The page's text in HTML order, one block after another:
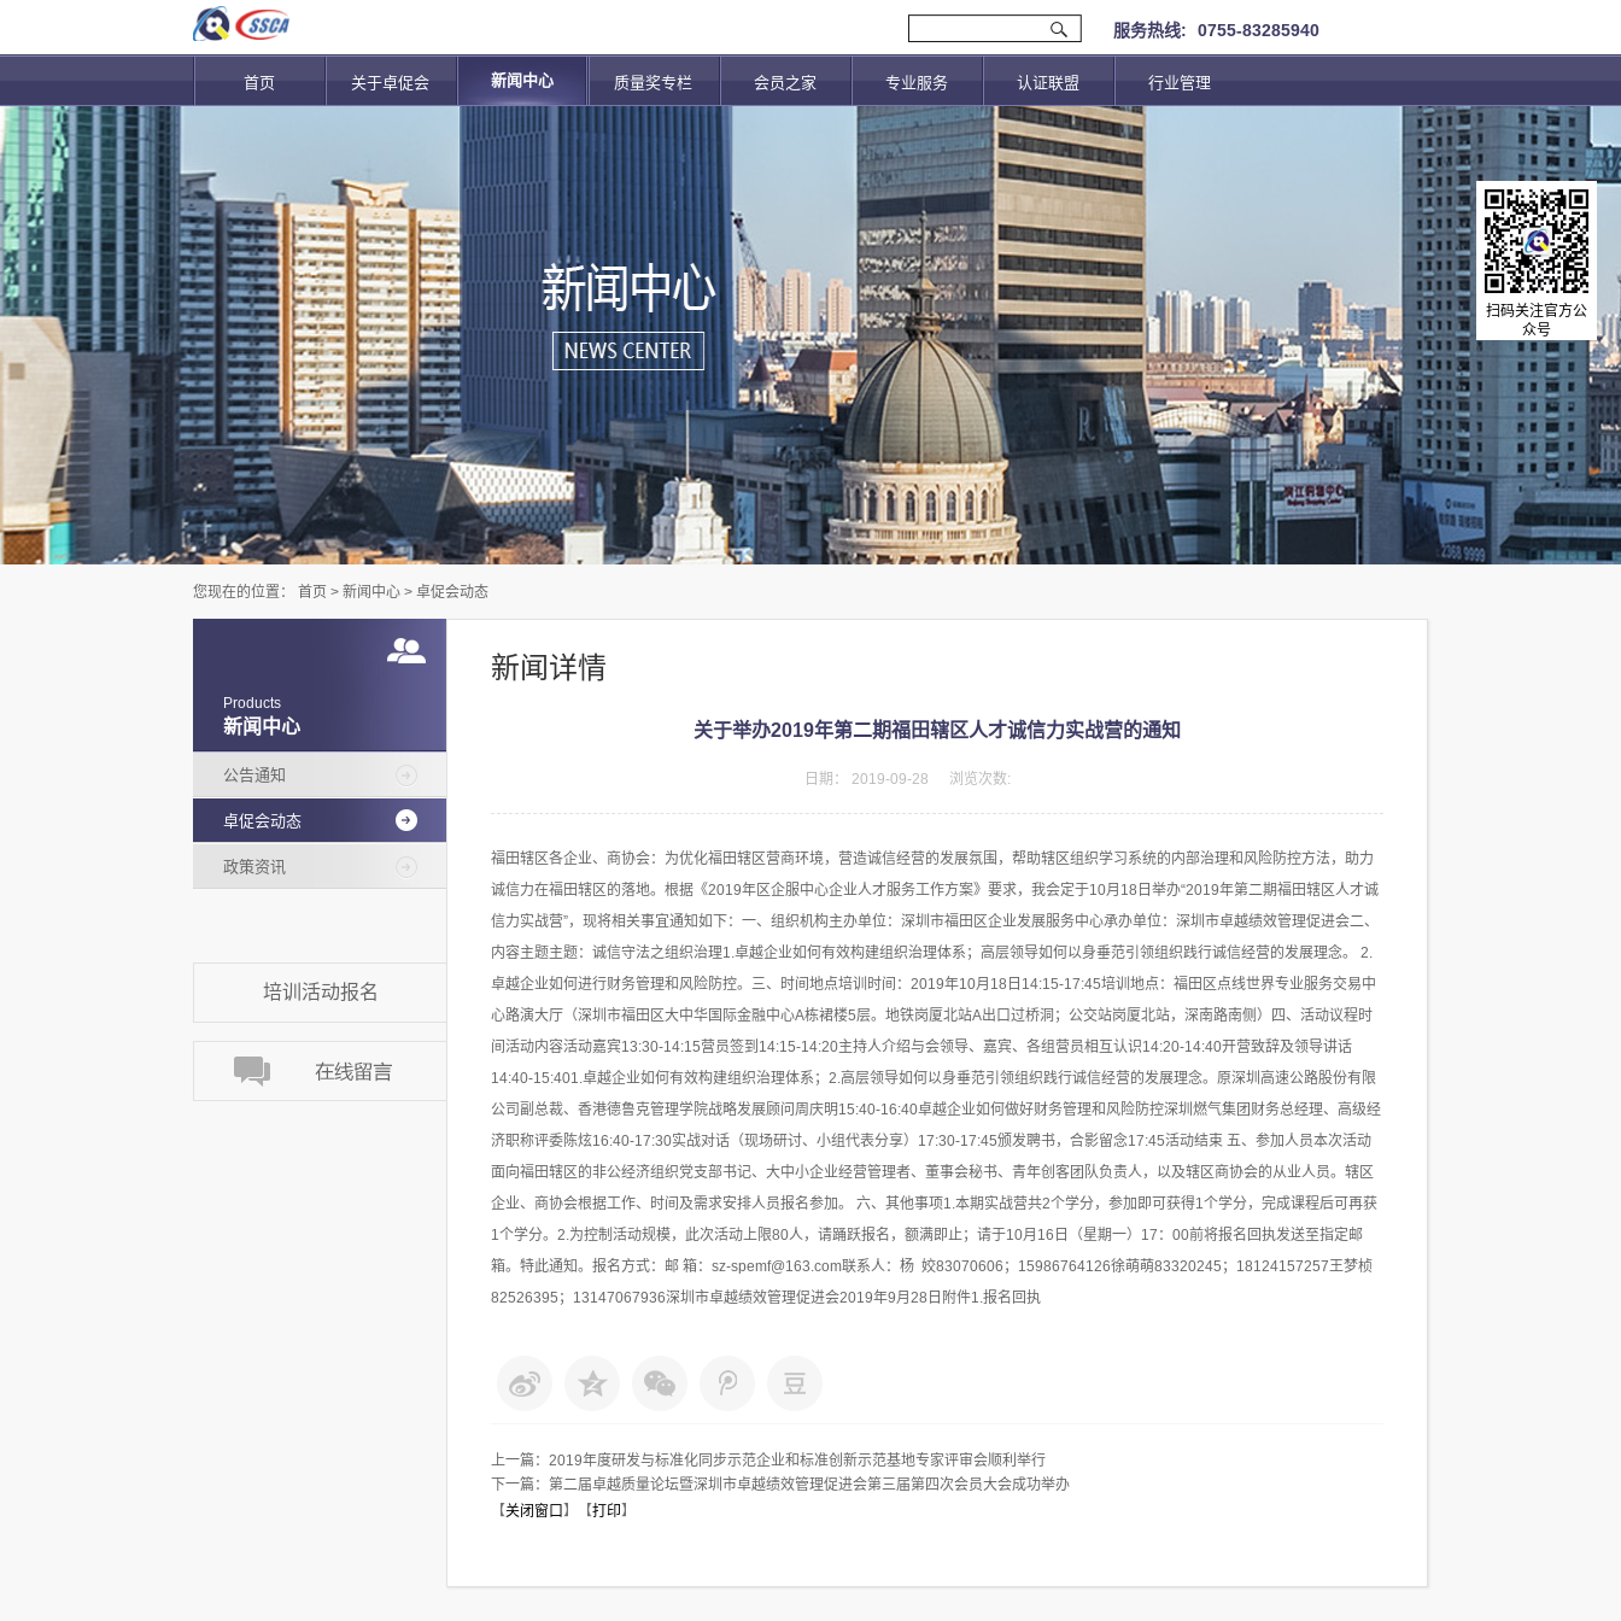
服务热线: 0755-83285940
首页 关于卓促会 新闻中心 质量奖专栏 会员之家 专业服务 认证联盟 行业管理
新闻中心
Products
公告通知
卓促会动态
政策资讯
培训活动报名
新闻详情
您现在的位置： 首页 > 新闻中心 > 卓促会动态
关于举办2019年第二期福田辖区人才诚信力实战营的通知
日期： 2019-09-28 浏览次数:
福田辖区各企业、商协会：为优化福田辖区营商环境，营造诚信经营的发展氛围，帮助辖区组织学习系统的内部治理和风险防控方法，助力
诚信力在福田辖区的落地。根据《2019年区企服中心企业人才服务工作方案》要求，我会定于10月18日举办“2019年第二期福田辖区人才诚
信力实战营”，现将相关事宜通知如下：一、组织机构主办单位：深圳市福田区企业发展服务中心承办单位：深圳市卓越绩效管理促进会二、
内容主题主题：诚信守法之组织治理1.卓越企业如何有效构建组织治理体系；高层领导如何以身垂范引领组织践行诚信经营的发展理念。 2.
卓越企业如何进行财务管理和风险防控。三、时间地点培训时间：2019年10月18日14:15-17:45培训地点：福田区点线世界专业服务交易中
心路演大厅（深圳市福田区大中华国际金融中心A栋裙楼5层。地铁岗厦北站A出口过桥洞；公交站岗厦北站，深南路南侧）四、活动议程时
间活动内容活动嘉宾13:30-14:15营员签到14:15-14:20主持人介绍与会领导、嘉宾、各组营员相互认识14:20-14:40开营致辞及领导讲话
14:40-15:401.卓越企业如何有效构建组织治理体系；2.高层领导如何以身垂范引领组织践行诚信经营的发展理念。原深圳高速公路股份有限
公司副总裁、香港德鲁克管理学院战略发展顾问周庆明15:40-16:40卓越企业如何做好财务管理和风险防控深圳燃气集团财务总经理、高级经
济职称评委陈炫16:40-17:30实战对话（现场研讨、小组代表分享）17:30-17:45颁发聘书，合影留念17:45活动结束 五、参加人员本次活动
面向福田辖区的非公经济组织党支部书记、大中小企业经营管理者、董事会秘书、青年创客团队负责人，以及辖区商协会的从业人员。辖区
企业、商协会根据工作、时间及需求安排人员报名参加。 六、其他事项1.本期实战营共2个学分，参加即可获得1个学分，完成课程后可再获
1个学分。2.为控制活动规模，此次活动上限80人，请踊跃报名，额满即止；请于10月16日（星期一）17：00前将报名回执发送至指定邮
箱。特此通知。报名方式：邮 箱：sz-spemf@163.com联系人：杨 姣83070606；15986764126徐萌萌83320245；18124157257王梦桢
82526395；13147067936深圳市卓越绩效管理促进会2019年9月28日附件1.报名回执
上一篇： 2019年度研发与标准化同步示范企业和标准创新示范基地专家评审会顺利举行
下一篇： 第二届卓越质量论坛暨深圳市卓越绩效管理促进会第三届第四次会员大会成功举办
【关闭窗口 】【打印】
扫码关注官方公
众号